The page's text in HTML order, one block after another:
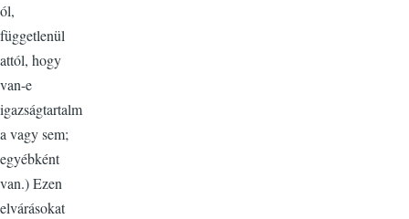
ól,
függetlenül
attól, hogy
van-e
igazságtartalm
a vagy sem;
egyébként
van.) Ezen
elvárásokat